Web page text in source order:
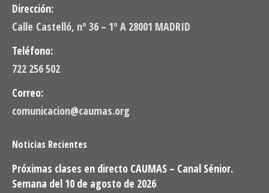
Dirección:
Calle Castelló, nº 36 – 1º A 28001 MADRID
Teléfono:
722 256 502
Correo:
comunicacion@caumas.org
Noticias Recientes
Próximas clases en directo CAUMAS – Canal Sénior.
Semana del 10 de agosto de 2026